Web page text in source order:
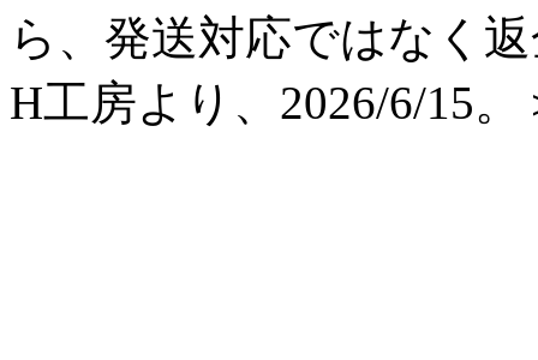
ら、発送対応ではなく
H工房より、2026/6/15。